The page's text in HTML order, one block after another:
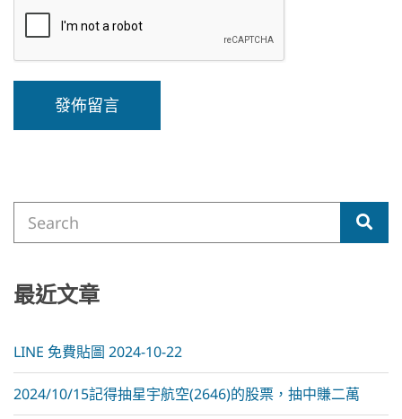
a
v
for:
最近文章
LINE 免費貼圖 2024-10-22
2024/10/15記得抽星宇航空(2646)的股票，抽中賺二萬